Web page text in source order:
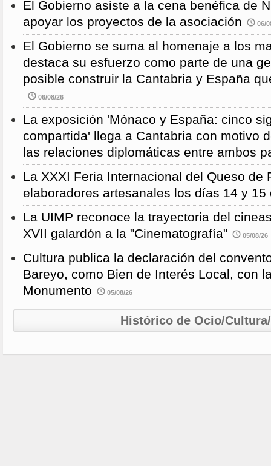
El Gobierno asiste a la cena benéfica de
apoyar los proyectos de la asociación
06/
El Gobierno se suma al homenaje a los
destaca su esfuerzo como parte de una
posible construir la Cantabria y España
06/08/26
La exposición 'Mónaco y España: cinco
compartida' llega a Cantabria con motivo
las relaciones diplomáticas entre ambos
La XXXI Feria Internacional del Queso de
elaboradores artesanales los días 14 y 15
La UIMP reconoce la trayectoria del
XVII galardón a la "Cinematografía"
05/08/26
Cultura publica la declaración del
Bareyo, como Bien de Interés Local, con
Monumento
05/08/26
Histórico de Ocio/